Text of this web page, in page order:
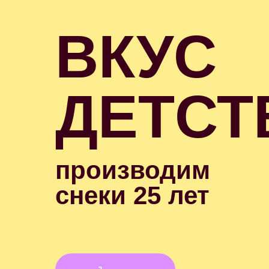
производим
снеки 25 лет
ВКУС